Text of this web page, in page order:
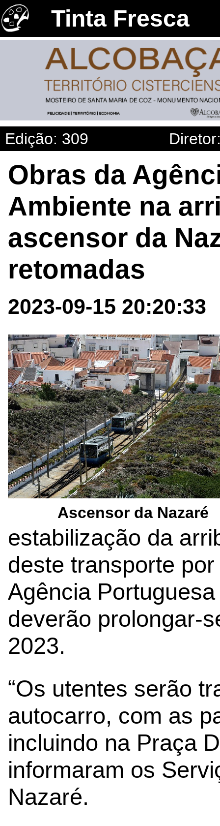
Tinta Fresca
Edição: 309
Obras da
Ambiente na
ascensor da
retomadas
2023-09-15 20:20:33
Ascensor da Nazaré
estabilização da
deste transporte
Agência
deverão prolongar-
2023.
“Os utentes serão
autocarro, com as
incluindo na Praça
informaram os
Nazaré.